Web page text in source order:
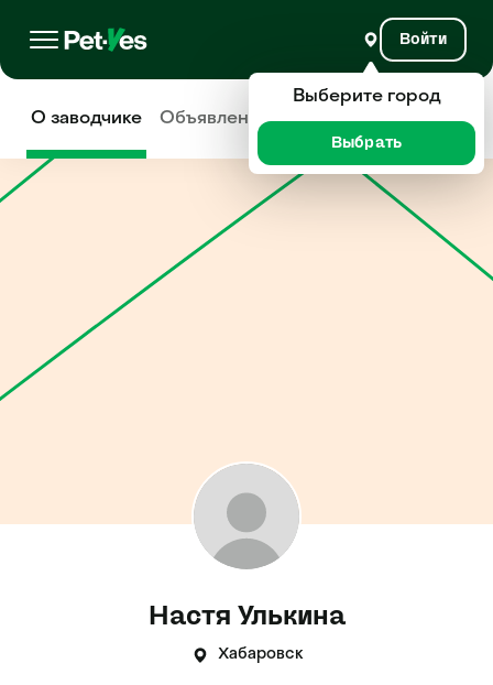
Войти
О заводчике Объявления Отзывы
Настя Улькина
Хабаровск
Выберите город
Выбрать